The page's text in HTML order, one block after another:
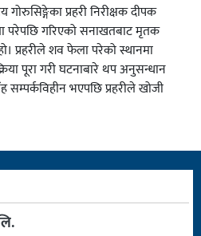
प्रहरी निरीक्षक दीपक
गरिएको सनाखतबाट मृतक
प्रहरीले शव फेला परेको स्थानमा
पूरा गरी घटनाबारे थप अनुसन्धान
भएपछि प्रहरीले खोजी